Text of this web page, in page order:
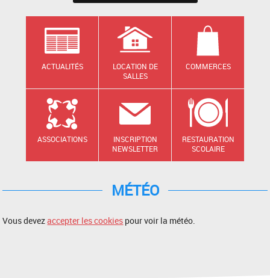
ACTUALITÉS
LOCATION DE
SALLES
COMMERCES
ASSOCIATIONS
INSCRIPTION
NEWSLETTER
RESTAURATION
SCOLAIRE
MÉTÉO
Vous devezaccepter les cookies pour voir la météo.